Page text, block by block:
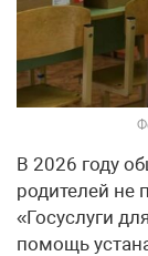
В 2026 году
родителей не
«Госуслуги
помощь